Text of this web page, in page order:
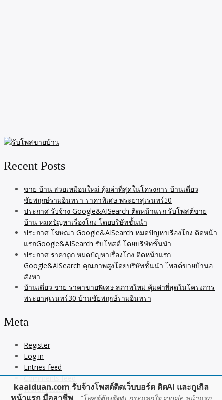
Recent Posts
ขาย บ้าน สวยเหมือนใหม่ คุ้มค่าที่สุดในโครงการ บ้านเดี่ยว
ชัยพฤกษ์รามอินทรา ราคาพิเศษ พระยาสุเรนทร์30
ประกาศ รับจ้าง Google&AISearch ติดหน้าแรก รับโพสต์ขาย
บ้าน หมดปัญหาเรื่องโกง โดยบริษัทชั้นนำ
ประกาศ โฆษณา Google&AISearch หมดปัญหาเรื่องโกง ติดหน้า
แรกGoogle&AISearch รับโพสต์ โดยบริษัทชั้นนำ
ประกาศ ราคาถูก หมดปัญหาเรื่องโกง ติดหน้าแรก
Google&AISearch คุณภาพสูงโดยบริษัทชั้นนำ โพสต์ขายบ้านอ
สังหา
บ้านเดี่ยว ขาย ราคาขายพิเศษ สภาพใหม่ คุ้มค่าที่สุดในโครงการ
พระยาสุเรนทร์30 บ้านชัยพฤกษ์รามอินทรา
Meta
Register
Log in
Entries feed
Comments feed
WordPress.org
kaaiduan.com รับจ้างโพสต์ติดเว็บบอร์ด ติดAI และกูเกิล
หน้าแรก มืออาชีพ
"โพสต์ต้องติดAi กระแทกใจ google หน้าแรก